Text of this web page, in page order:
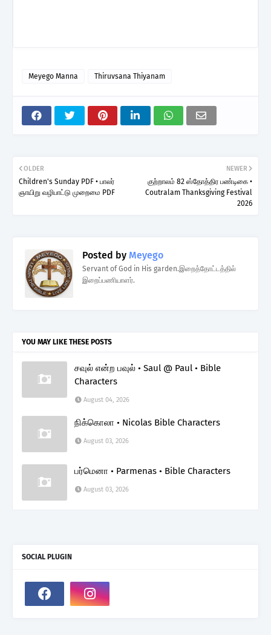
Meyego Manna Thiruvsana Thiyanam
NEWER
குற்றாலம் 82 ஸ்தோத்திர பண்டிகை •
Coutralam Thanksgiving Festival
2026
OLDER
Children's Sunday PDF • பாலர்
ஞாயிறு வழிபாட்டு முறைமை PDF
Posted by Meyego
Servant of God in His garden.இறைத்தோட்டத்தில்
இறைப்பணியாளர்.
YOU MAY LIKE THESE POSTS
சவுல் என்ற பவுல் • Saul @ Paul • Bible
Characters
August 04, 2026
நிக்கொலா • Nicolas Bible Characters
August 03, 2026
பர்மெனா • Parmenas • Bible Characters
August 03, 2026
SOCIAL PLUGIN